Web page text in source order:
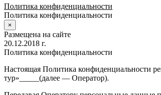
Политика конфиденциальности
Политика конфиденциальности
×
Размещена на сайте
20.12.2018 г.
Политика конфиденциальности
Настоящая Политика конфиденциальности
тур»_____(далее — Оператор).